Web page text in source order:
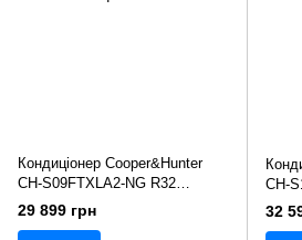
Кондиціонер Cooper&Hunter
CH-S09FTXLA2-NG R32
ARCTIC
29 899 грн
CH-
32